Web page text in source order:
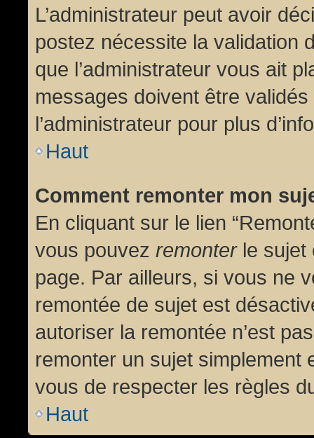
L’administrateur peut avoir
postez nécessite la validation
que l’administrateur vous ait
messages doivent être
l’administrateur pour plus
Haut
Comment remonter mon
En cliquant sur le lien
vous pouvez remonterle sujet
page. Par ailleurs, si vous ne
remontée de sujet est
autoriser la remontée n’est
remonter un sujet simplement
vous de respecter les règles
Haut